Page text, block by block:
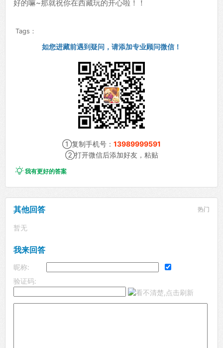
好的嘛~那就祝你在西藏玩的开心啦！！
Tags：
如您进藏前遇到疑问，请添加专业顾问微信！
①复制手机号： 13989999591
②打开微信后添加好友，粘贴
我有更好的答案
其他回答 热门
暂无
我来回答
昵称:
验证码: